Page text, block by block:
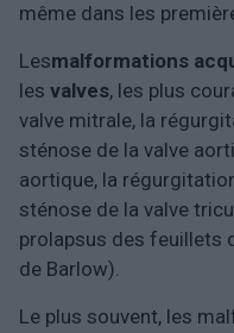
même dans les
Lesmalformations
les valves, les plus
valve mitrale, la
sténose de la valve
aortique, la
sténose de la valve
prolapsus des feuillets
de Barlow).
Le plus souvent, les